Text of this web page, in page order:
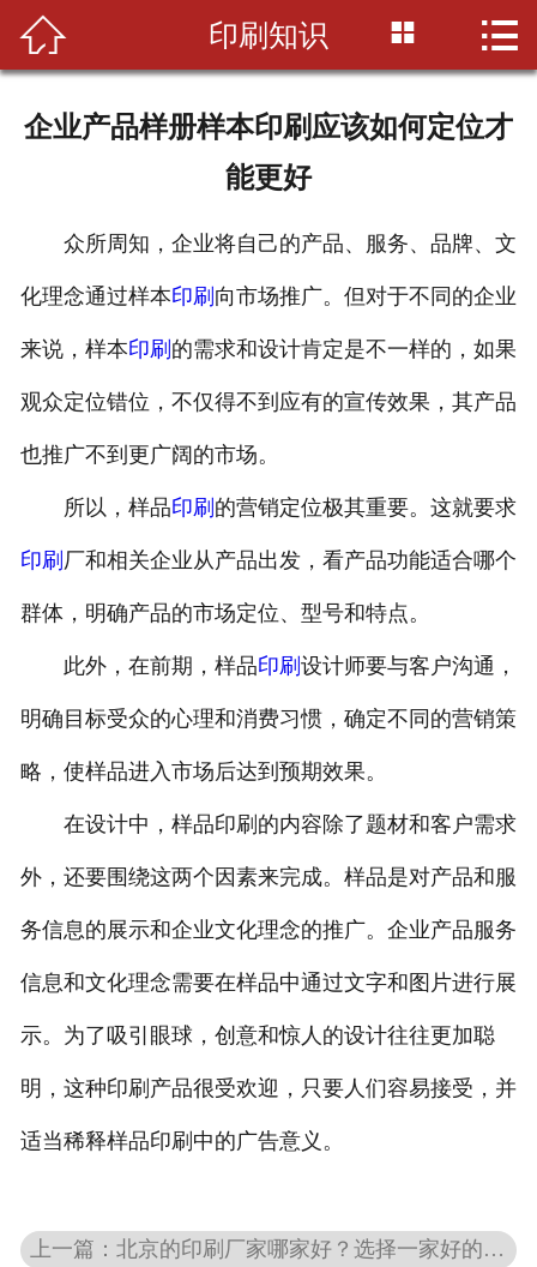
首页
设备展示
联系我们
 印刷知识  
企业产品样册样本印刷应该如何定位才
能更好
众所周知，企业将自己的产品、服务、品牌、文
化理念通过样本印刷 向市场推广。但对于不同的企业
来说，样本印刷 的需求和设计肯定是不一样的，如果
观众定位错位，不仅得不到应有的宣传效果，其产品
也推广不到更广阔的市场。
所以，样品印刷 的营销定位极其重要。这就要求
印刷 厂和相关企业从产品出发，看产品功能适合哪个
群体，明确产品的市场定位、型号和特点。
此外，在前期，样品印刷 设计师要与客户沟通，
明确目标受众的心理和消费习惯，确定不同的营销策
略，使样品进入市场后达到预期效果。
在设计中，样品印刷的内容除了题材和客户需求
外，还要围绕这两个因素来完成。样品是对产品和服
务信息的展示和企业文化理念的推广。企业产品服务
信息和文化理念需要在样品中通过文字和图片进行展
示。为了吸引眼球，创意和惊人的设计往往更加聪
明，这种印刷产品很受欢迎，只要人们容易接受，并
适当稀释样品印刷中的广告意义。
上一篇：北京的印刷厂家哪家好？选择一家好的印刷厂的三大标准